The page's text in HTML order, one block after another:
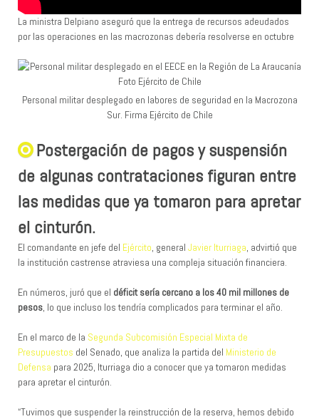
La ministra Delpiano aseguró que la entrega de recursos adeudados
por las operaciones en las macrozonas debería resolverse en octubre
Personal militar desplegado en labores de seguridad en la Macrozona
Sur. Firma Ejército de Chile
Postergación de pagos y suspensión
de algunas contrataciones figuran entre
las medidas que ya tomaron para apretar
el cinturón.​
El comandante en jefe del Ejército, general Javier Iturriaga, advirtió que
la institución castrense atraviesa una compleja situación financiera.
En números, juró que el déficit sería cercano a los 40 mil millones de
pesos, lo que incluso los tendría complicados para terminar el año.
En el marco de la Segunda Subcomisión Especial Mixta de
Presupuestos del Senado, que analiza la partida del Ministerio de
Defensa para 2025, Iturriaga dio a conocer que ya tomaron medidas
para apretar el cinturón.
“Tuvimos que suspender la reinstrucción de la reserva, hemos debido